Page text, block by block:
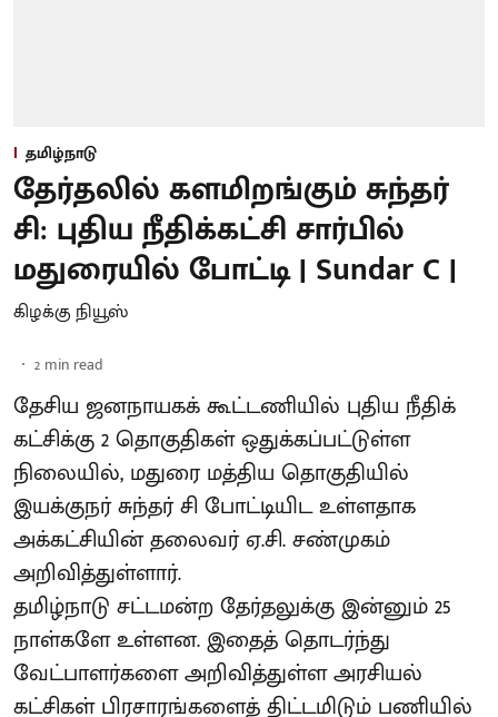
தமிழ்நாடு
தேர்தலில் களமிறங்கும் சுந்தர்
சி: புதிய நீதிக்கட்சி சார்பில்
மதுரையில் போட்டி | Sundar C |
கிழக்கு நியூஸ்
2 min read
தேசிய ஜனநாயகக் கூட்டணியில் புதிய நீதிக்
கட்சிக்கு 2 தொகுதிகள் ஒதுக்கப்பட்டுள்ள
நிலையில், மதுரை மத்திய தொகுதியில்
இயக்குநர் சுந்தர் சி போட்டியிட உள்ளதாக
அக்கட்சியின் தலைவர் ஏ.சி. சண்முகம்
அறிவித்துள்ளார்.
தமிழ்நாடு சட்டமன்ற தேர்தலுக்கு இன்னும் 25
நாள்களே உள்ளன. இதைத் தொடர்ந்து
வேட்பாளர்களை அறிவித்துள்ள அரசியல்
கட்சிகள் பிரசாரங்களைத் திட்டமிடும் பணியில்